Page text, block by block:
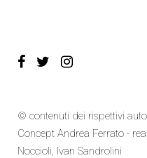
© contenuti dei rispettivi
Concept Andrea Ferrato -
Noccioli, Ivan Sandrolini